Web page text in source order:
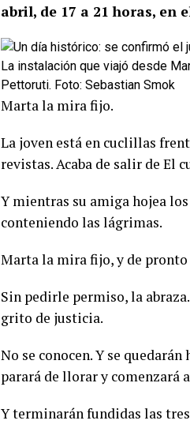
abril, de 17 a 21 horas, en
La instalación que viajó desde
Pettoruti. Foto: Sebastian Smok
Marta la mira fijo.
La joven está en cuclillas
revistas. Acaba de salir de El
Y mientras su amiga hojea
conteniendo las lágrimas.
Marta la mira fijo, y de pronto
Sin pedirle permiso, la
grito de justicia.
No se conocen. Y se
parará de llorar y comenzará
Y terminarán fundidas las